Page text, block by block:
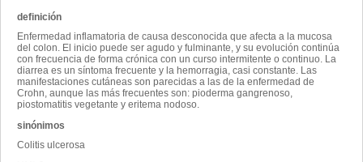
definición
Enfermedad inflamatoria de causa desconocida que afecta a la mucosa
del colon. El inicio puede ser agudo y fulminante, y su evolución continúa
con frecuencia de forma crónica con un curso intermitente o continuo. La
diarrea es un síntoma frecuente y la hemorragia, casi constante. Las
manifestaciones cutáneas son parecidas a las de la enfermedad de
Crohn, aunque las más frecuentes son: pioderma gangrenoso,
piostomatitis vegetante y eritema nodoso.
sinónimos
Colitis ulcerosa